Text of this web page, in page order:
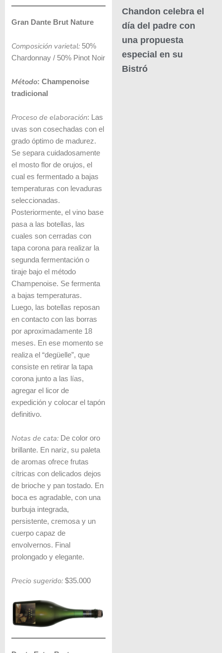
Gran Dante Brut Nature
Composición varietal:50%
Chardonnay / 50% Pinot Noir
Método: Champenoise
tradicional
Proceso de elaboración: Las
uvas son cosechadas con el
grado óptimo de madurez.
Se separa cuidadosamente
el mosto flor de orujos, el
cual es fermentado a bajas
temperaturas con levaduras
seleccionadas.
Posteriormente, el vino base
pasa a las botellas, las
cuales son cerradas con
tapa corona para realizar la
segunda fermentación o
tiraje bajo el método
Champenoise. Se fermenta
a bajas temperaturas.
Luego, las botellas reposan
en contacto con las borras
por aproximadamente 18
meses. En ese momento se
realiza el “degüelle”, que
consiste en retirar la tapa
corona junto a las lías,
agregar el licor de
expedición y colocar el tapón
definitivo.
Notas de cata:De color oro
brillante. En nariz, su paleta
de aromas ofrece frutas
cítricas con delicados dejos
de brioche y pan tostado. En
boca es agradable, con una
burbuja integrada,
persistente, cremosa y un
cuerpo capaz de
envolvernos. Final
prolongado y elegante.
Precio sugerido:$35.000
Chandon celebra el
día del padre con
una propuesta
especial en su
Bistró